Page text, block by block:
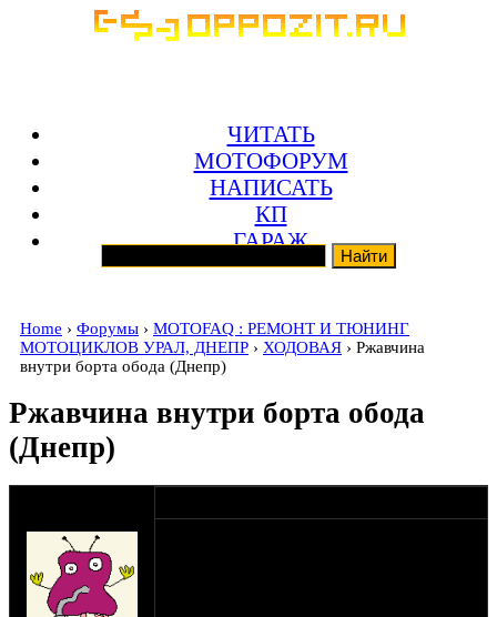
ЧИТАТЬ
МОТОФОРУМ
НАПИСАТЬ
КП
ГАРАЖ
Home › Форумы › MOTOFAQ : РЕМОНТ И ТЮНИНГ
МОТОЦИКЛОВ УРАЛ, ДНЕПР › ХОДОВАЯ › Ржавчина
внутри борта обода (Днепр)
Ржавчина внутри борта обода
(Днепр)